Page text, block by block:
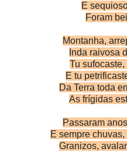
E
Foram
Montanha,
Inda raivosa
Tu
E tu
Da Terra toda
As frígidas
Passaram
E sempre
Granizos,